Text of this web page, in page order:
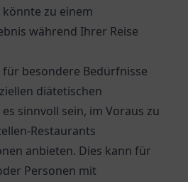
zu einem
während Ihrer Reise
besondere Bedürfnisse
diätetischen
sinnvoll sein, im Voraus zu
Restaurants
anbieten. Dies kann für
Personen mit